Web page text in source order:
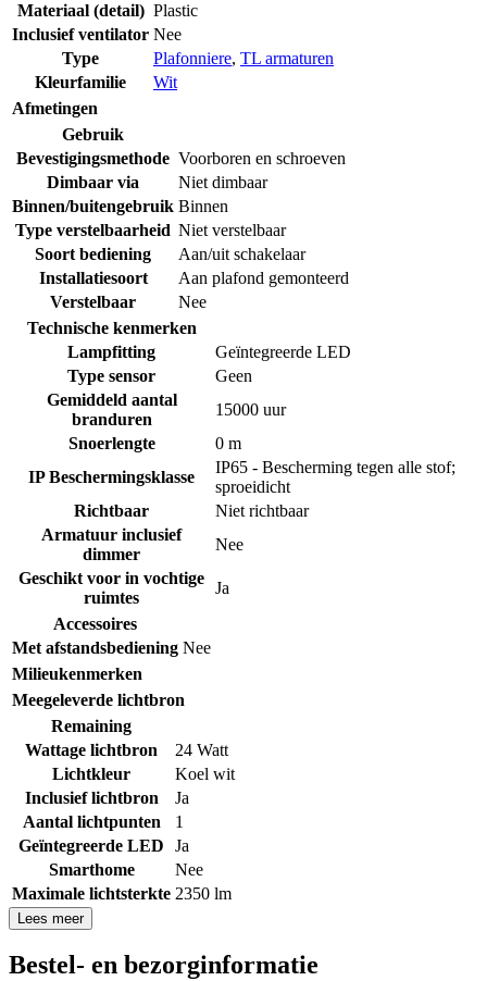
Materiaal (detail) Plastic
Inclusief ventilator Nee
Type
Plafonniere, TL armaturen
Kleurfamilie
Wit
Afmetingen
Gebruik
Bevestigingsmethode Voorboren en schroeven
Dimbaar via
Niet dimbaar
Binnen/buitengebruik Binnen
Type verstelbaarheid Niet verstelbaar
Soort bediening
Aan/uit schakelaar
Installatiesoort
Aan plafond gemonteerd
Verstelbaar
Nee
Technische kenmerken
Lampfitting
Geïntegreerde LED
Type sensor
Geen
Gemiddeld aantal
branduren
15000 uur
Snoerlengte
0 m
IP Beschermingsklasse
IP65 - Bescherming tegen alle stof;
sproeidicht
Richtbaar
Niet richtbaar
Armatuur inclusief
dimmer
Nee
Geschikt voor in vochtige
ruimtes
Ja
Accessoires
Met afstandsbediening Nee
Milieukenmerken
Meegeleverde lichtbron
Remaining
Wattage lichtbron
24 Watt
Lichtkleur
Koel wit
Inclusief lichtbron
Ja
Aantal lichtpunten
1
Geïntegreerde LED
Ja
Smarthome
Nee
Maximale lichtsterkte 2350 lm
Lees meer
Bestel- en bezorginformatie